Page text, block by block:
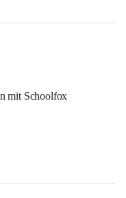
mit Schoolfox